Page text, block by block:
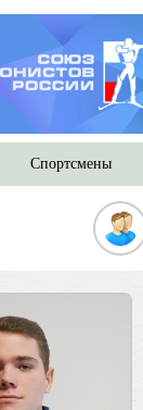
Спортсмены